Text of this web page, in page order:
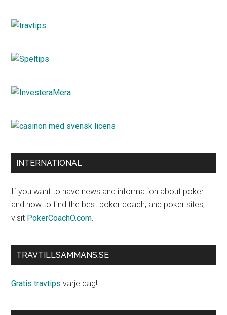
INTERNATIONAL
If you want to have news and information about poker
and how to find the best poker coach, and poker sites,
visit PokerCoachO.com.
TRAVTILLSAMMANS.SE
Gratis travtips varje dag!